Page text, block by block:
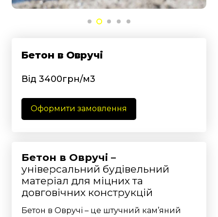
Бетон в Овручі
Від 3400грн/м3
Оформити замовлення
Бетон в Овручі –
універсальний будівельний
матеріал для міцних та
довговічних конструкцій
Бетон в Овручі – це штучний кам’яний